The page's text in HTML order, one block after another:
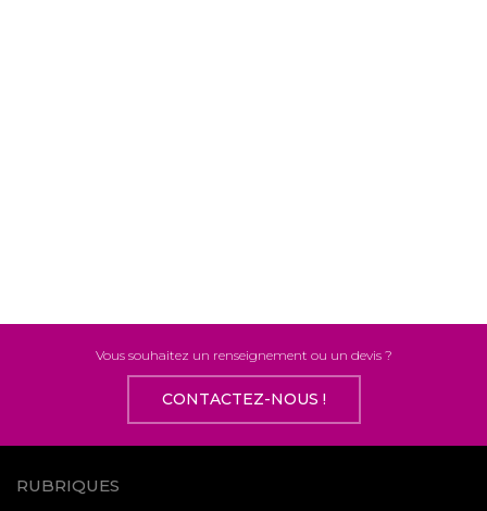
Vous souhaitez un renseignement ou un devis ?
CONTACTEZ-NOUS !
RUBRIQUES